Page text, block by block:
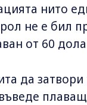
нито
не е бил
от 60
да затвори